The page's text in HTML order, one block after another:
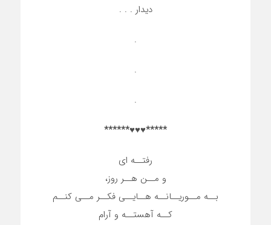
دیدار . . .
.
.
.
*****♥♥♥******
رفتــه ای
و مــن هــر روز،
بــه مــوریــانــه هــایــی فکــر مــی کنــم
کــه آهستــه و آرام